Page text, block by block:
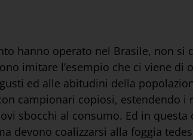
hanno operato nel Brasile, non
imitare l’esempio che ci viene
ed alle abitudini della
campionari copiosi, estendendo
sbocchi al consumo. Ed in
devono coalizzarsi alla foggia